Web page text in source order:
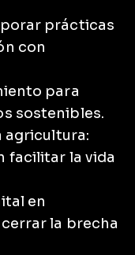
prácticas
con
para
sostenibles.
agricultura:
facilitar la vida
en
la brecha